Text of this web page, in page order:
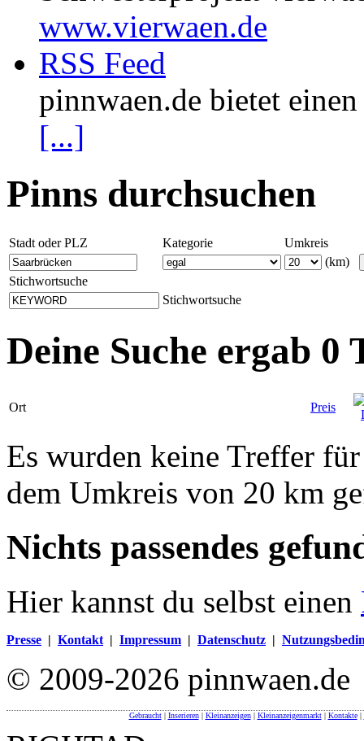
www.vierwaen.de
RSS Feed
pinnwaen.de bietet
[...]
Pinns durchsuchen
Stadt oder PLZ Kategorie
Umkreis
(km)
Stichwortsuche
Stichwortsuche
Deine Suche ergab 0
Ort Preis
Es wurden keine Treffer
dem Umkreis von 20 km
Nichts passendes
Hier kannst du selbst einen
Presse | Kontakt | Impressum | Datenschutz |
© 2009-2026 pinnwaen.de
Gebraucht| Inserieren| Kleinanzeigen| Kleinanzeigenmarkt| Kontakte|